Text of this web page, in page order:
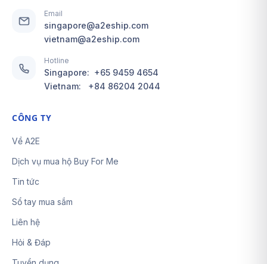
Email
singapore@a2eship.com
vietnam@a2eship.com
Hotline
Singapore: +65 9459 4654
Vietnam: +84 86204 2044
CÔNG TY
Về A2E
Dịch vụ mua hộ Buy For Me
Tin tức
Sổ tay mua sắm
Liên hệ
Hỏi & Đáp